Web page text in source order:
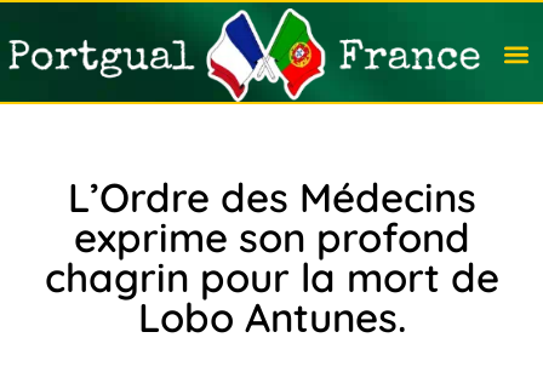
L’Ordre des Médecins
exprime son profond
chagrin pour la mort de
Lobo Antunes.